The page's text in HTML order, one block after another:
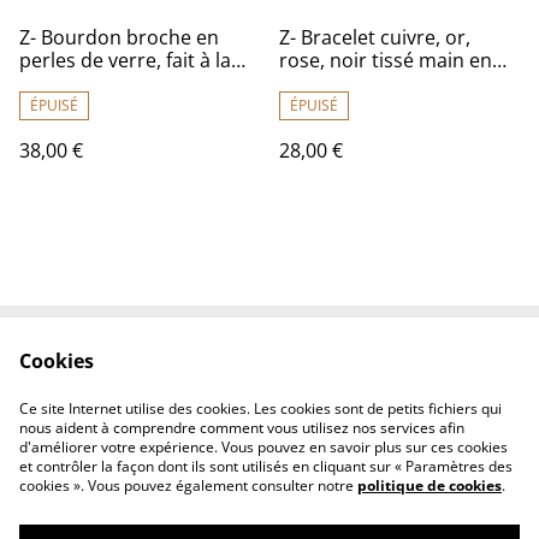
Z- Bourdon broche en
perles de verre, fait à la
ÉPUISÉ
38,00 €
Z- Bracelet cuivre, or,
rose, noir tissé main en
réglable en pièce unique
ÉPUISÉ
28,00 €
Politique de
confidentialité
Politique de cookies
Cookies
Ce site Internet utilise des cookies. Les cookies sont de petits fichiers qui
nous aident à comprendre comment vous utilisez nos services afin
d'améliorer votre expérience. Vous pouvez en savoir plus sur ces cookies
et contrôler la façon dont ils sont utilisés en cliquant sur « Paramètres des
cookies ». Vous pouvez également consulter notre politique de cookies.